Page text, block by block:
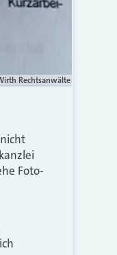
Rechtsanwälte
Foto-